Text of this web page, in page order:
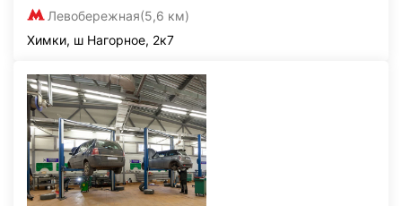
Левобережная(5,6 км)
Химки, ш Нагорное, 2к7